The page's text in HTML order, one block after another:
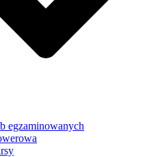
egzaminowanych